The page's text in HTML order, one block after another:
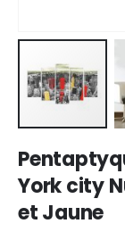
to
the
beginning
of
York city
et Jaune